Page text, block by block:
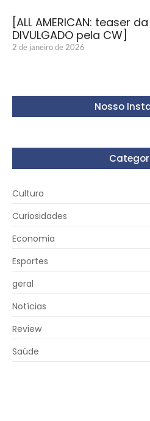
[ALL AMERICAN: teaser
DIVULGADO pela CW]
2 de janeiro de 2026
Nosso
Cultura
Curiosidades
Economia
Esportes
geral
Notícias
Review
Saúde